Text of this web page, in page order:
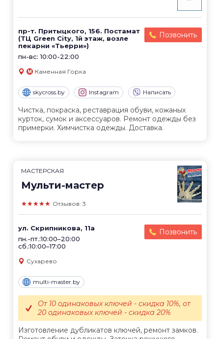
пр-т. Притыцкого, 156. Постамат
(ТЦ Green City, 1й этаж, возле
пекарни «Тьерри»)
пн-вс: 10:00-22:00
Позвонить
Каменная Горка
skycross.by Instagram Написать
Чистка, покраска, реставрация обуви, кожаных
курток, сумок и аксессуаров. Ремонт одежды без
примерки. Химчистка одежды. Доставка.
МАСТЕРСКАЯ
Мульти-мастер
★★★★★ Отзывов: 3
ул. Скрипникова, 11а
пн.-пт.:10:00–20:00
сб.:10:00–17:00
Позвонить
Сухарево
multi-master.by
Изготовление дубликатов ключей, ремонт замков.
От 10 одинаковых ключей - скидка 10%, от
20 одинаковых ключей - скидка 20%